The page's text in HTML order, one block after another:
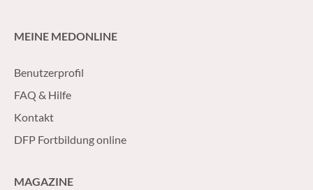
MEINE MEDONLINE
Benutzerprofil
FAQ & Hilfe
Kontakt
DFP Fortbildung online
MAGAZINE